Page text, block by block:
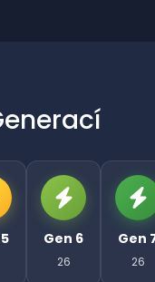
Gen 6
26
Gen
26